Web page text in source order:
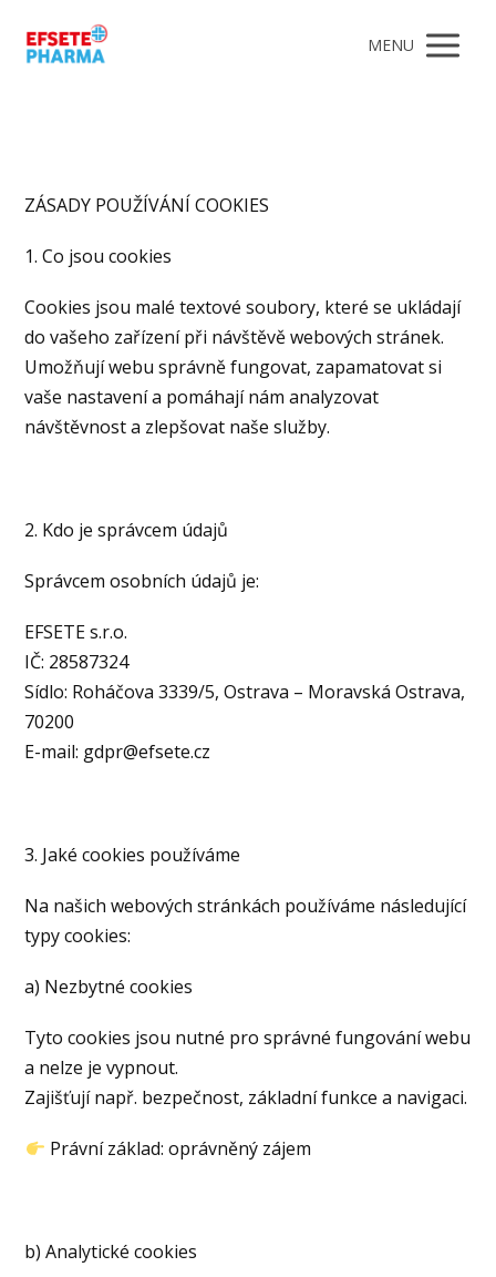
MENU
ZÁSADY POUŽÍVÁNÍ COOKIES
1. Co jsou cookies
Cookies jsou malé textové soubory, které se ukládají
do vašeho zařízení při návštěvě webových stránek.
Umožňují webu správně fungovat, zapamatovat si
vaše nastavení a pomáhají nám analyzovat
návštěvnost a zlepšovat naše služby.
2. Kdo je správcem údajů
Správcem osobních údajů je:
EFSETE s.r.o.
IČ: 28587324
Sídlo: Roháčova 3339/5, Ostrava – Moravská Ostrava,
70200
E-mail: gdpr@efsete.cz
3. Jaké cookies používáme
Na našich webových stránkách používáme následující
typy cookies:
a) Nezbytné cookies
Tyto cookies jsou nutné pro správné fungování webu
a nelze je vypnout.
Zajišťují např. bezpečnost, základní funkce a navigaci.
Právní základ: oprávněný zájem
b) Analytické cookies